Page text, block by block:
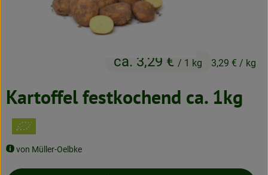
Speisekammer
So gehts
Blog
Kartoffel festkochend ca. 1kg
von Müller-Oelbke
ca. 3,29 € / 1 kg 3,29 € / kg